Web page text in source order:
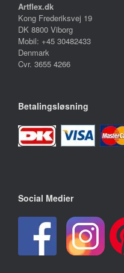
Artflex.dk
Kong Frederiksvej 19
DK 8800 Viborg
Mobil: +45 30482433
Denmark
Cvr. 3655 4266
Betalingsløsning
Social Medier